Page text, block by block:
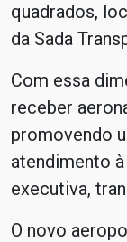
quadrados,
da Sada
Com essa
receber
promovendo
atendimento
executiva,
O novo